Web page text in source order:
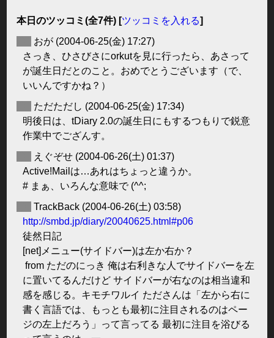
本日のツッコミ(全7件) [ツッコミを入れる]
おが (2004-06-25(金) 17:27)
さっき、ひさびさにorkutを見に行ったら、あさって
が誕生日だとのこと。おめでとうございます（で、
いいんですかね？）
ただただし (2004-06-25(金) 17:34)
明後日は、tDiary 2.0の誕生日にもするつもりで鋭意
作業中でござんす。
えぐぞせ (2004-06-26(土) 01:37)
Active!Mailは…あれはちょっと違うか。
# まぁ、いろんな意味で (^^;
TrackBack (2004-06-26(土) 03:58)
http://smbd.jp/diary/20040625.html#p06
徒然日記
[net]メニュー(サイドバー)は左か右か？
from ただのにっき 俺は右利きな人でサイドバーを左
に置いてるんだけど サイドバーが右なのは相当違和
感を感じる。キモチワルイ たださんは「左から右に
書く言語では、もっとも最初に注目されるのはペー
ジの左上だろう」って言ってる 最初に注目を浴びる